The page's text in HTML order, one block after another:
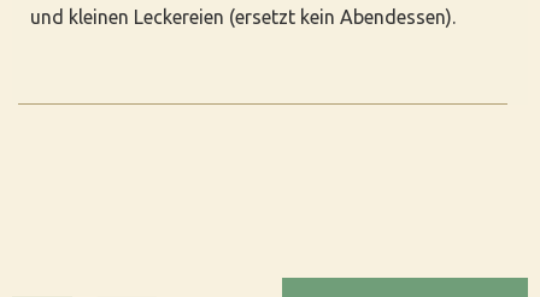
und kleinen Leckereien (ersetzt kein Abendessen).